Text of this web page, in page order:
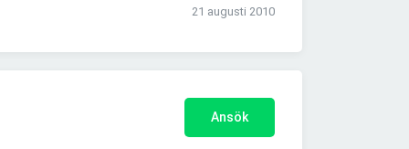
21 augusti 2010
Ansök